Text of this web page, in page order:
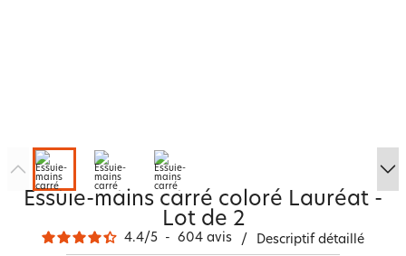
Essuie-mains carré coloré Lauréat -
Lot de 2
4.4/5 - 604 avis / Descriptif détaillé